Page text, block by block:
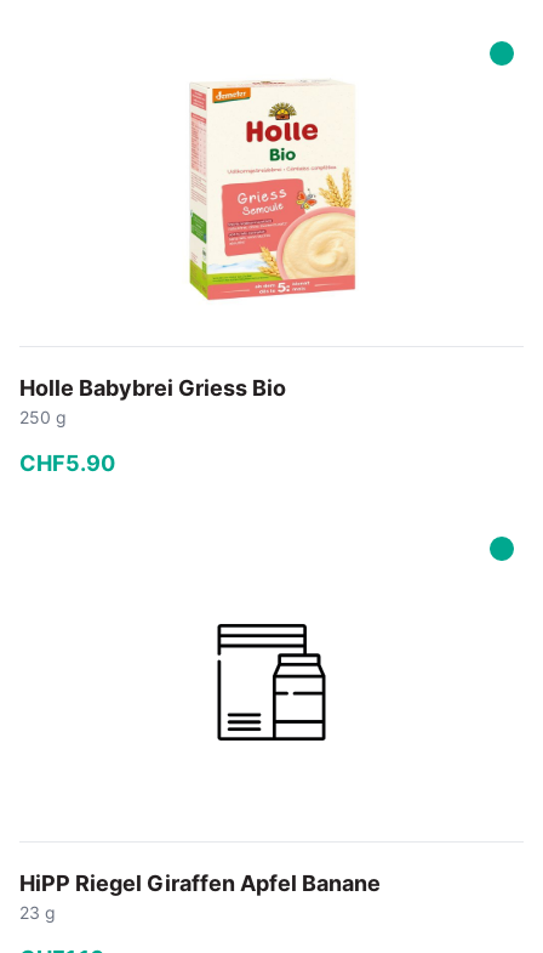
In den Warenkorb
Holle Babybrei Griess Bio
250 g
CHF5.90
HiPP Riegel Giraffen Apfel Banane
23 g